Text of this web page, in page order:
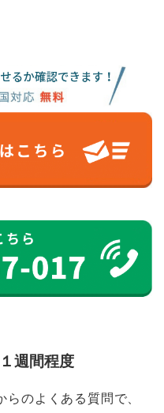
週間程度
のよくある質問で、